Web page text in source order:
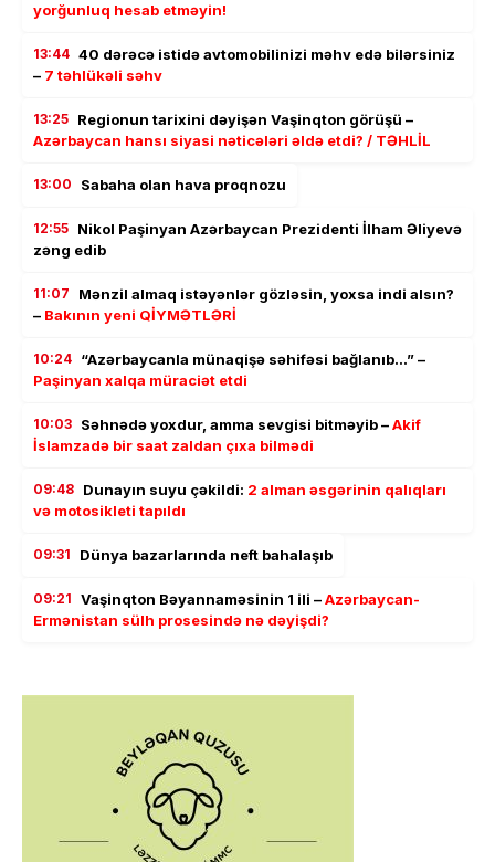
yorğunluq hesab etməyin!
13:44 40 dərəcə istidə avtomobilinizi məhv edə bilərsiniz
– 7 təhlükəli səhv
13:25 Regionun tarixini dəyişən Vaşinqton görüşü –
Azərbaycan hansı siyasi nəticələri əldə etdi? / TƏHLİL
13:00 Sabaha olan hava proqnozu
12:55 Nikol Paşinyan Azərbaycan Prezidenti İlham Əliyevə
zəng edib
11:07
Mənzil almaq istəyənlər gözləsin, yoxsa indi alsın?
– Bakının yeni QİYMƏTLƏRİ
10:24 “Azərbaycanla münaqişə səhifəsi bağlanıb…” –
Paşinyan xalqa müraciət etdi
10:03 Səhnədə yoxdur, amma sevgisi bitməyib –Akif
İslamzadə bir saat zaldan çıxa bilmədi
09:48 Dunayın suyu çəkildi: 2 alman əsgərinin qalıqları
və motosikleti tapıldı
09:31 Dünya bazarlarında neft bahalaşıb
09:21 Vaşinqton Bəyannaməsinin 1 ili –Azərbaycan-
Ermənistan sülh prosesində nə dəyişdi?